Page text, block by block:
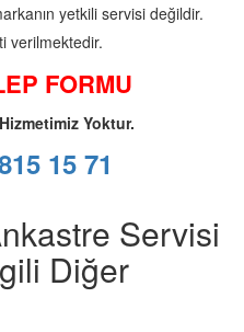
yetkili servisi değildir.
verilmektedir.
FORMU
Yoktur.
15 71
Servisi
Diğer